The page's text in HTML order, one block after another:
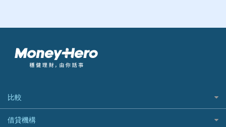
比較
私人貸款比較
借貸機構